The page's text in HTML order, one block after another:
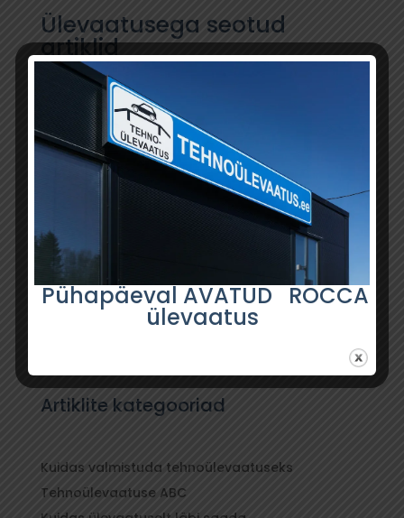
Ülevaatusega seotud
artiklid
Loe lähemalt, kuidas ülevaatust tehakse ja mida
silmas pidada, kui ees on tehnoülevaatus.
Artiklite kategooriad
Kuidas valmistuda tehnoülevaatuseks
Tehnoülevaatuse ABC
Pühapäeval AVATUD ROCCA
ülevaatus